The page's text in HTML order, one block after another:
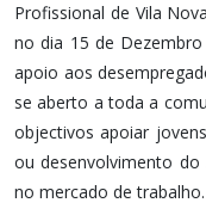
Profissional de Vila
no dia 15 de
apoio aos
se aberto a toda a
objectivos apoiar
ou desenvolvimento
no mercado de trabalho.